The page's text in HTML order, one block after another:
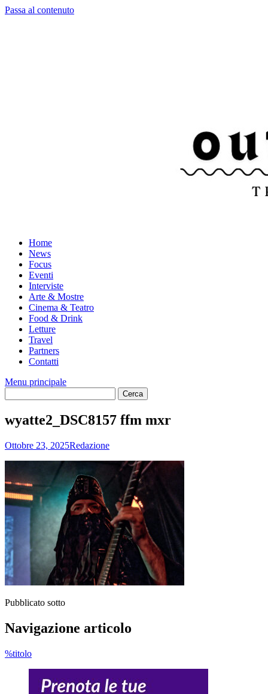
Passa al contenuto
Home
News
Focus
Eventi
Interviste
Arte & Mostre
Cinema & Teatro
Food & Drink
Letture
Travel
Partners
Contatti
Menu principale
wyatte2_DSC8157 ffm mxr
Ottobre 23, 2025Redazione
Pubblicato sotto
Navigazione articolo
%titolo